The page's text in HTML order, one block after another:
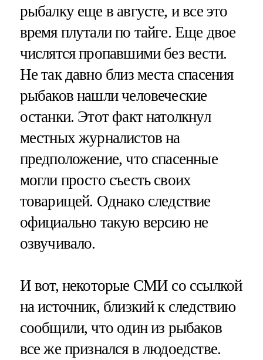
рыбалку еще в августе, и все это
время плутали по тайге. Еще двое
числятся пропавшими без вести.
Не так давно близ места спасения
рыбаков нашли человеческие
останки. Этот факт натолкнул
местных журналистов на
предположение, что спасенные
могли просто съесть своих
товарищей. Однако следствие
официально такую версию не
озвучивало.
И вот, некоторые СМИ со ссылкой
на источник, близкий к следствию
сообщили, что один из рыбаков
все же признался в людоедстве.